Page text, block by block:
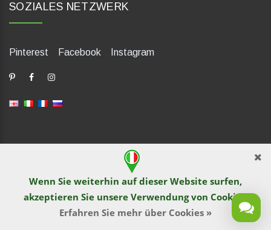
Wenn Sie weiterhin auf dieser Website surfen,
akzeptieren Sie unsere Verwendung von Cookies.
Erfahren Sie mehr über Cookies »
SOZIALES NETZWERK
Pinterest Facebook Instagram
dP Motion Media. Via La Piana 430, 47835 Saludecio (RN), Italia.
Numero REA: RN410802. P.IVA: 04421580400. Tel +39 0541
1480041
© TutITALIA 2013-2026. Drucken und Kopieren von Text und
Bildmaterial wird von Website-Betreiber nicht gestattet. Verstoß
wird nach dem Recht verfolgt.